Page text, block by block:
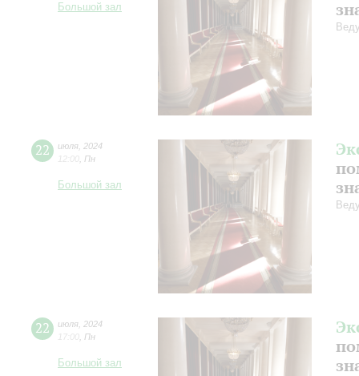
Большой зал
22 июля 2024
12:00 Пн
Большой зал
22 июля 2024
17:00 Пн
Большой зал